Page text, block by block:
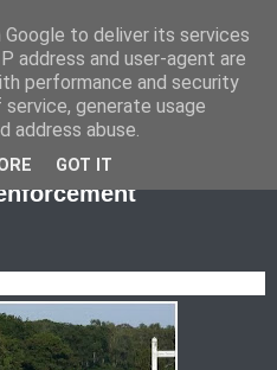
au RIF
to deliver its services
address and user-agent are
performance and security
generate usage
address abuse.
GOT IT